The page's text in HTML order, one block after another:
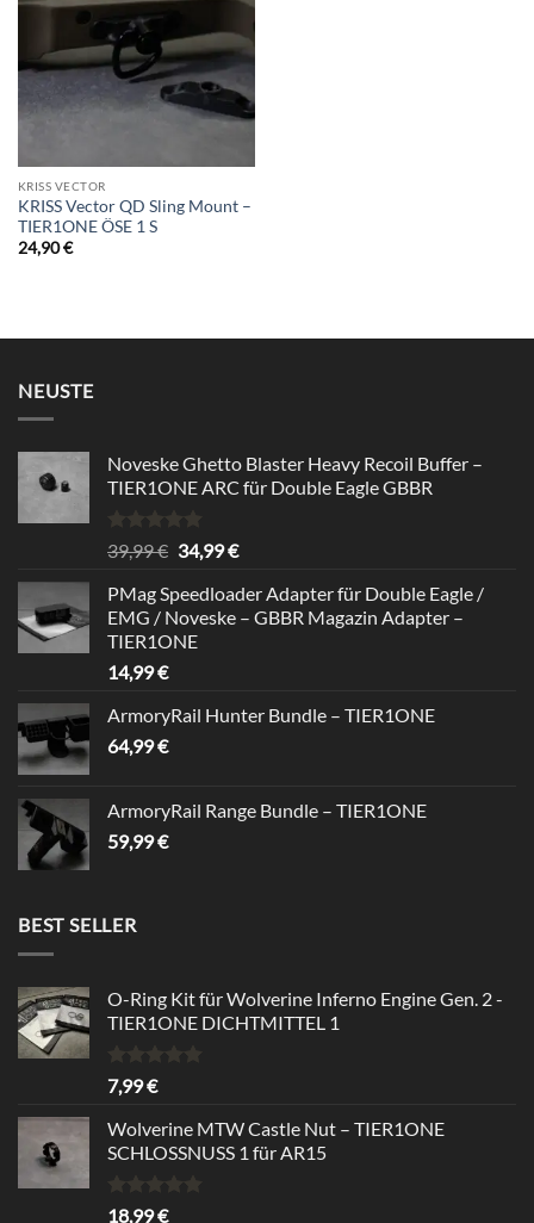
wishlist
KRISS VECTOR
KRISS Vector QD Sling Mount –
TIER1ONE ÖSE 1 S
24,90€
NEUSTE
Noveske Ghetto Blaster Heavy Recoil Buffer –
TIER1ONE ARC für Double Eagle GBBR
Bewertet
mit
von 5
39,99€ Ursprünglicher
war:
39,99 €
34,99€Aktueller
ist:
34,99 €.
PMag Speedloader Adapter für Double Eagle /
EMG / Noveske – GBBR Magazin Adapter –
TIER1ONE
14,99€
ArmoryRail Hunter Bundle – TIER1ONE
64,99€
ArmoryRail Range Bundle – TIER1ONE
59,99€
BEST SELLER
O-Ring Kit für Wolverine Inferno Engine Gen. 2 -
TIER1ONE DICHTMITTEL 1
Bewertet
mit
von 5
7,99€
Wolverine MTW Castle Nut – TIER1ONE
SCHLOSSNUSS 1 für AR15
Bewertet
18,99€